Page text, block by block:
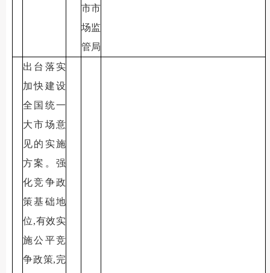
市市
场监
管局
出台落实
加快建设
全国统一
大市场意
见的实施
方案。强
化竞争政
策基础地
位,有效实
施公平竞
争政策,完